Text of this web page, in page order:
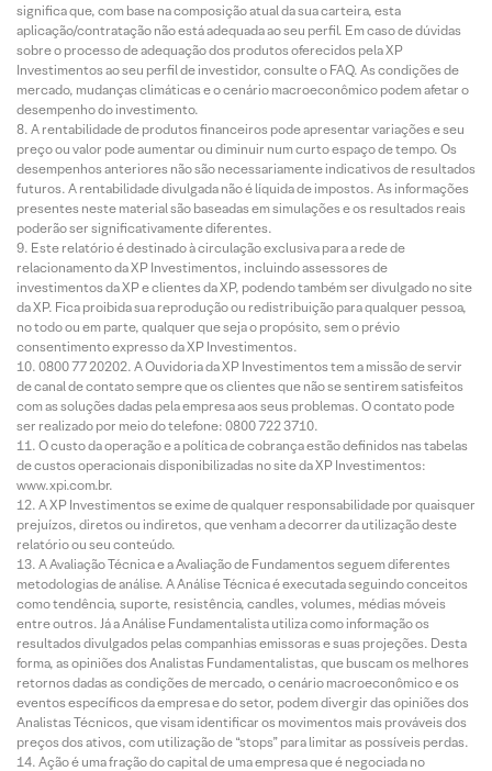
significa que, com base na composição atual da sua carteira, esta
aplicação/contratação não está adequada ao seu perfil. Em caso de dúvidas
sobre o processo de adequação dos produtos oferecidos pela XP
Investimentos ao seu perfil de investidor, consulte o FAQ. As condições de
mercado, mudanças climáticas e o cenário macroeconômico podem afetar o
desempenho do investimento.
A rentabilidade de produtos financeiros pode apresentar variações e seu
preço ou valor pode aumentar ou diminuir num curto espaço de tempo. Os
desempenhos anteriores não são necessariamente indicativos de resultados
futuros. A rentabilidade divulgada não é líquida de impostos. As informações
presentes neste material são baseadas em simulações e os resultados reais
poderão ser significativamente diferentes.
Este relatório é destinado à circulação exclusiva para a rede de
relacionamento da XP Investimentos, incluindo assessores de
investimentos da XP e clientes da XP, podendo também ser divulgado no site
da XP. Fica proibida sua reprodução ou redistribuição para qualquer pessoa,
no todo ou em parte, qualquer que seja o propósito, sem o prévio
consentimento expresso da XP Investimentos.
0800 77 20202. A Ouvidoria da XP Investimentos tem a missão de servir
de canal de contato sempre que os clientes que não se sentirem satisfeitos
com as soluções dadas pela empresa aos seus problemas. O contato pode
ser realizado por meio do telefone: 0800 722 3710.
O custo da operação e a política de cobrança estão definidos nas tabelas
de custos operacionais disponibilizadas no site da XP Investimentos:
www.xpi.com.br.
A XP Investimentos se exime de qualquer responsabilidade por quaisquer
prejuízos, diretos ou indiretos, que venham a decorrer da utilização deste
relatório ou seu conteúdo.
A Avaliação Técnica e a Avaliação de Fundamentos seguem diferentes
metodologias de análise. A Análise Técnica é executada seguindo conceitos
como tendência, suporte, resistência, candles, volumes, médias móveis
entre outros. Já a Análise Fundamentalista utiliza como informação os
resultados divulgados pelas companhias emissoras e suas projeções. Desta
forma, as opiniões dos Analistas Fundamentalistas, que buscam os melhores
retornos dadas as condições de mercado, o cenário macroeconômico e os
eventos específicos da empresa e do setor, podem divergir das opiniões dos
Analistas Técnicos, que visam identificar os movimentos mais prováveis dos
preços dos ativos, com utilização de “stops” para limitar as possíveis perdas.
Ação é uma fração do capital de uma empresa que é negociada no